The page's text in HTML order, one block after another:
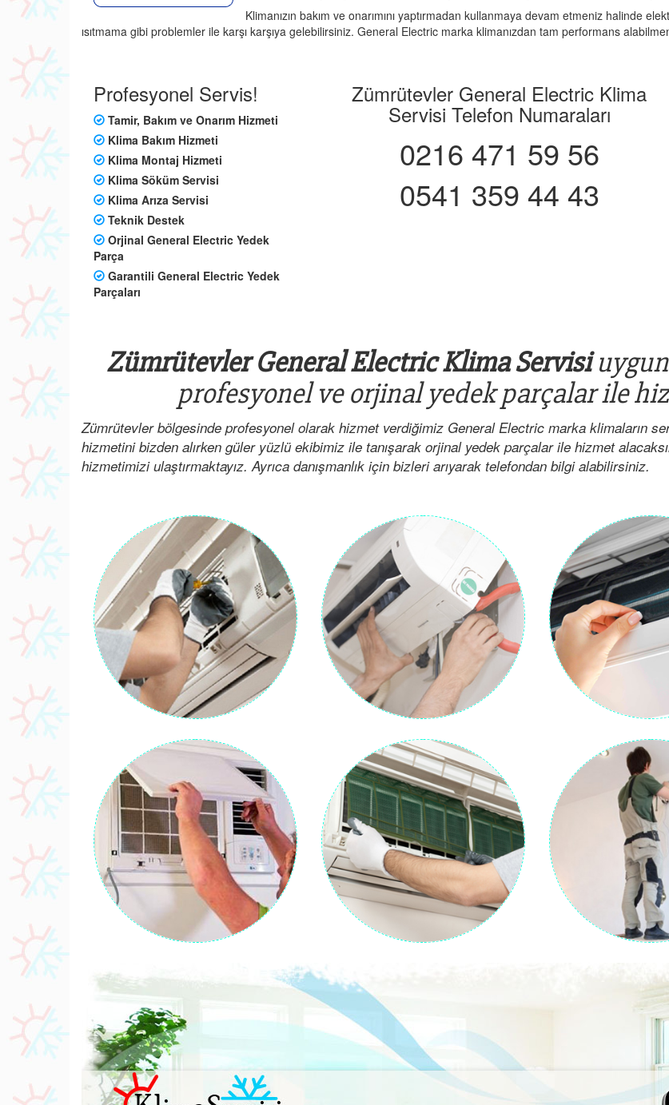
Klimanızın bakım ve onarımını yaptırmadan kullanmaya devam etmeniz halinde
ısıtmama gibi problemler ile karşı karşıya gelebilirsiniz. General Electric marka klimanızdan tam performans
Profesyonel Servis!
Tamir, Bakım ve Onarım Hizmeti
Klima Bakım Hizmeti
Klima Montaj Hizmeti
Klima Söküm Servisi
Klima Arıza Servisi
Teknik Destek
Orjinal General Electric Yedek
Parça
Garantili General Electric Yedek
Parçaları
Zümrütevler General Electric Klima
Servisi Telefon Numaraları
0216 471 59 56
0541 359 44 43
Zümrütevler General Electric Klima Servisi
profesyonel ve orjinal yedek parçalar ile
Zümrütevler bölgesinde profesyonel olarak hizmet verdiğimiz General Electric marka klimaların
hizmetini bizden alırken güler yüzlü ekibimiz ile tanışarak orjinal yedek parçalar ile hizmet
hizmetimizi ulaştırmaktayız. Ayrıca danışmanlık için bizleri arıyarak telefondan bilgi alabilirsiniz.